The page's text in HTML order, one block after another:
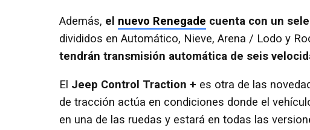
Además, el nuevo Renegade cuenta con un
divididos en Automático, Nieve, Arena / Lodo y
tendrán transmisión automática de seis
El Jeep Control Traction + es otra de las
de tracción actúa en condiciones donde el
en una de las ruedas y estará en todas las